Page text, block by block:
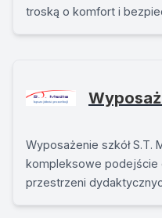
troską o komfort i
Wyposażenie szkół S.T.
kompleksowe podejście
przestrzeni